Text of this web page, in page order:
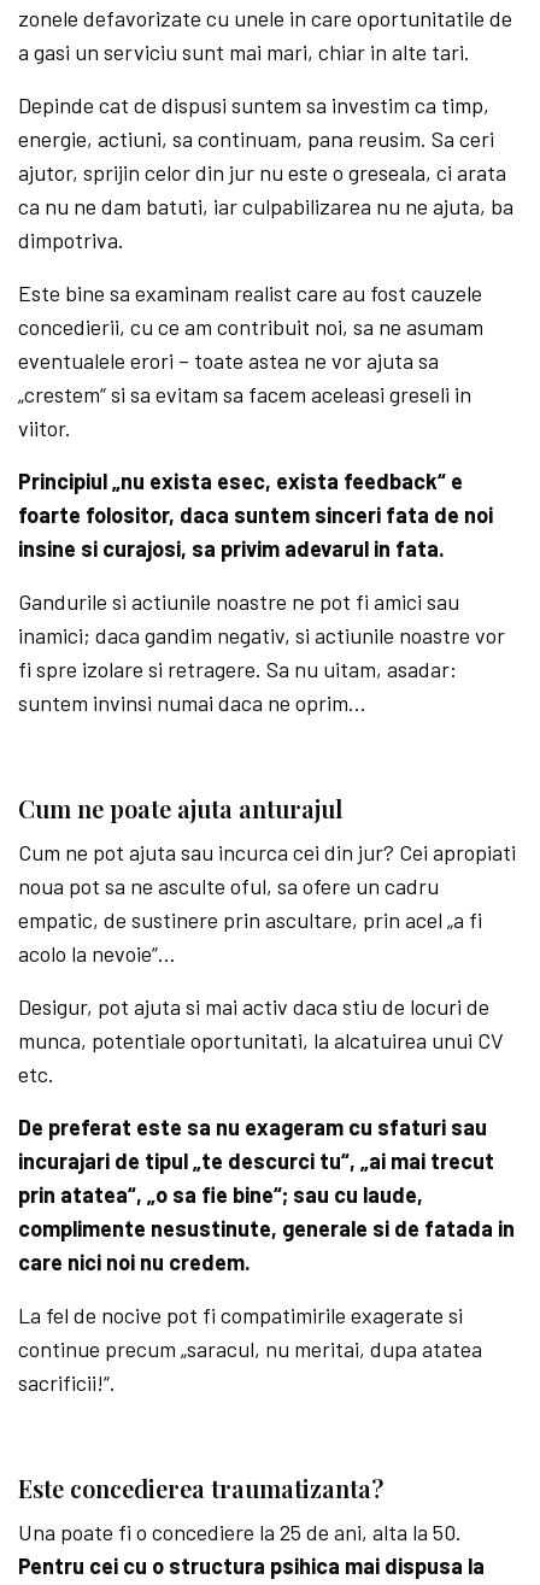
zonele defavorizate cu unele in care oportunitatile de
a gasi un serviciu sunt mai mari, chiar in alte tari.
Depinde cat de dispusi suntem sa investim ca timp,
energie, actiuni, sa continuam, pana reusim. Sa ceri
ajutor, sprijin celor din jur nu este o greseala, ci arata
ca nu ne dam batuti, iar culpabilizarea nu ne ajuta, ba
dimpotriva.
Este bine sa examinam realist care au fost cauzele
concedierii, cu ce am contribuit noi, sa ne asumam
eventualele erori – toate astea ne vor ajuta sa
„crestem“ si sa evitam sa facem aceleasi greseli in
viitor.
Principiul „nu exista esec, exista feedback“ e
foarte folositor, daca suntem sinceri fata de noi
insine si curajosi, sa privim adevarul in fata.
Gandurile si actiunile noastre ne pot fi amici sau
inamici; daca gandim negativ, si actiunile noastre vor
fi spre izolare si retragere. Sa nu uitam, asadar:
suntem invinsi numai daca ne oprim…
Cum ne poate ajuta anturajul
Cum ne pot ajuta sau incurca cei din jur? Cei apropiati
noua pot sa ne asculte oful, sa ofere un cadru
empatic, de sustinere prin ascultare, prin acel „a fi
acolo la nevoie“…
Desigur, pot ajuta si mai activ daca stiu de locuri de
munca, potentiale oportunitati, la alcatuirea unui CV
etc.
De preferat este sa nu exageram cu sfaturi sau
incurajari de tipul „te descurci tu“, „ai mai trecut
prin atatea“, „o sa fie bine“; sau cu laude,
complimente nesustinute, generale si de fatada in
care nici noi nu credem.
La fel de nocive pot fi compatimirile exagerate si
continue precum „saracul, nu meritai, dupa atatea
sacrificii!“.
Este concedierea traumatizanta?
Una poate fi o concediere la 25 de ani, alta la 50.
Pentru cei cu o structura psihica mai dispusa la